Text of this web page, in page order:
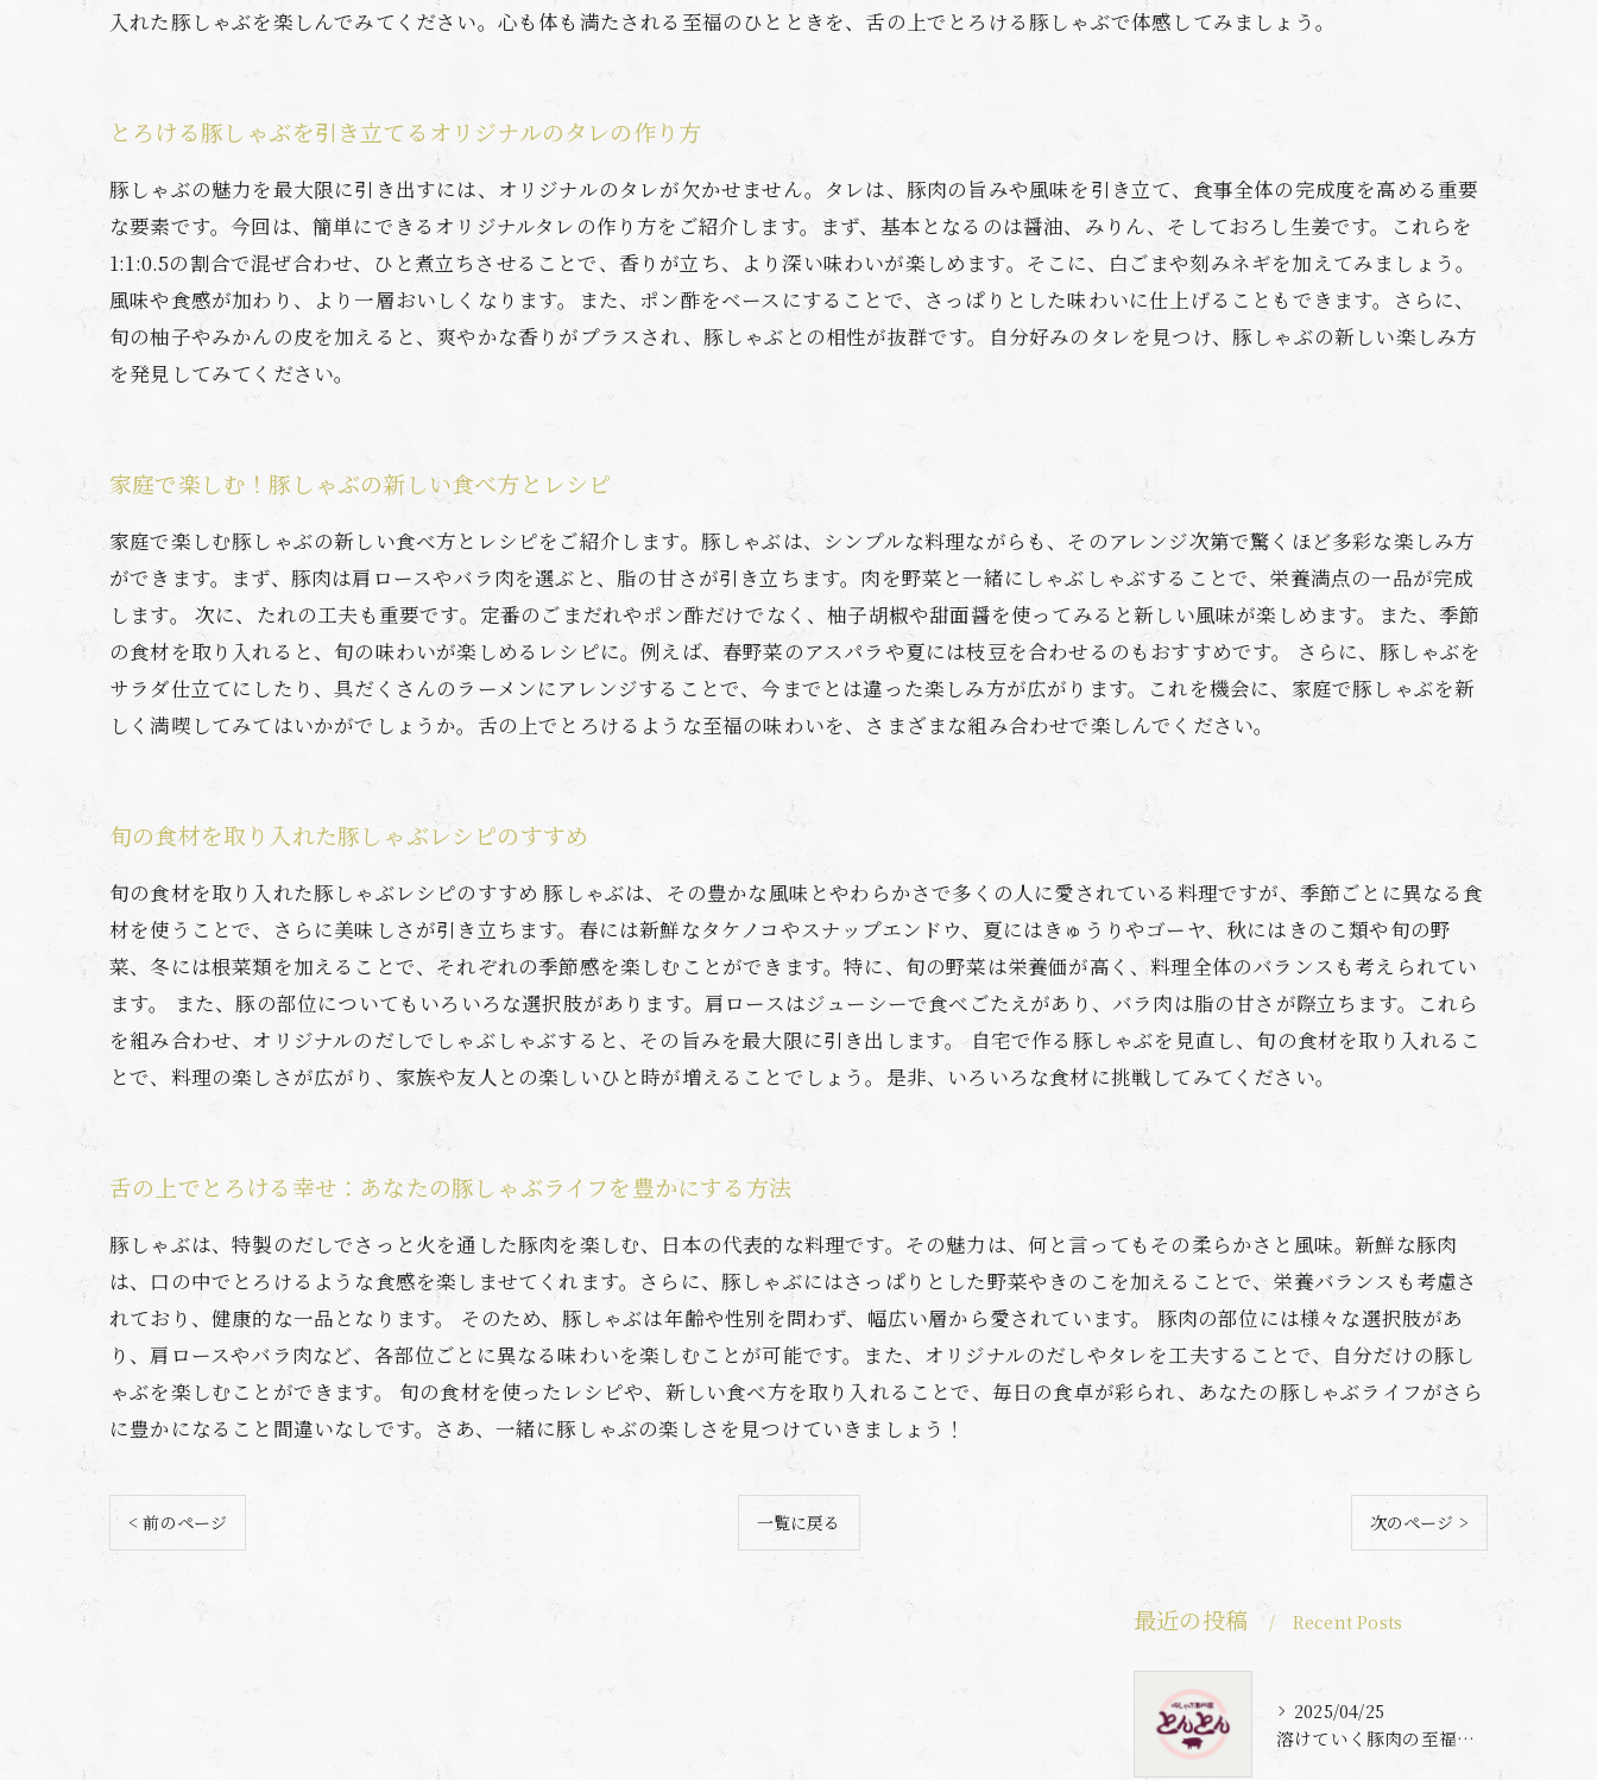
入れた豚しゃぶを楽しんでみてください。心も体も満たされる至福のひとときを、舌の上でとろける豚しゃぶで体感してみましょう。
とろける豚しゃぶを引き立てるオリジナルのタレの作り方
豚しゃぶの魅力を最大限に引き出すには、オリジナルのタレが欠かせません。タレは、豚肉の旨みや風味を引き立て、食事全体の完成度を高める重要
な要素です。今回は、簡単にできるオリジナルタレの作り方をご紹介します。まず、基本となるのは醤油、みりん、そしておろし生姜です。これらを
1:1:0.5の割合で混ぜ合わせ、ひと煮立ちさせることで、香りが立ち、より深い味わいが楽しめます。そこに、白ごまや刻みネギを加えてみましょう。
風味や食感が加わり、より一層おいしくなります。また、ポン酢をベースにすることで、さっぱりとした味わいに仕上げることもできます。さらに、
旬の柚子やみかんの皮を加えると、爽やかな香りがプラスされ、豚しゃぶとの相性が抜群です。自分好みのタレを見つけ、豚しゃぶの新しい楽しみ方
を発見してみてください。
家庭で楽しむ！豚しゃぶの新しい食べ方とレシピ
家庭で楽しむ豚しゃぶの新しい食べ方とレシピをご紹介します。豚しゃぶは、シンプルな料理ながらも、そのアレンジ次第で驚くほど多彩な楽しみ方
ができます。まず、豚肉は肩ロースやバラ肉を選ぶと、脂の甘さが引き立ちます。肉を野菜と一緒にしゃぶしゃぶすることで、栄養満点の一品が完成
します。 次に、たれの工夫も重要です。定番のごまだれやポン酢だけでなく、柚子胡椒や甜面醤を使ってみると新しい風味が楽しめます。また、季節
の食材を取り入れると、旬の味わいが楽しめるレシピに。例えば、春野菜のアスパラや夏には枝豆を合わせるのもおすすめです。 さらに、豚しゃぶを
サラダ仕立てにしたり、具だくさんのラーメンにアレンジすることで、今までとは違った楽しみ方が広がります。これを機会に、家庭で豚しゃぶを新
しく満喫してみてはいかがでしょうか。舌の上でとろけるような至福の味わいを、さまざまな組み合わせで楽しんでください。
旬の食材を取り入れた豚しゃぶレシピのすすめ
旬の食材を取り入れた豚しゃぶレシピのすすめ 豚しゃぶは、その豊かな風味とやわらかさで多くの人に愛されている料理ですが、季節ごとに異なる食
材を使うことで、さらに美味しさが引き立ちます。春には新鮮なタケノコやスナップエンドウ、夏にはきゅうりやゴーヤ、秋にはきのこ類や旬の野
菜、冬には根菜類を加えることで、それぞれの季節感を楽しむことができます。特に、旬の野菜は栄養価が高く、料理全体のバランスも考えられてい
ます。 また、豚の部位についてもいろいろな選択肢があります。肩ロースはジューシーで食べごたえがあり、バラ肉は脂の甘さが際立ちます。これら
を組み合わせ、オリジナルのだしでしゃぶしゃぶすると、その旨みを最大限に引き出します。 自宅で作る豚しゃぶを見直し、旬の食材を取り入れるこ
とで、料理の楽しさが広がり、家族や友人との楽しいひと時が増えることでしょう。是非、いろいろな食材に挑戦してみてください。
舌の上でとろける幸せ：あなたの豚しゃぶライフを豊かにする方法
豚しゃぶは、特製のだしでさっと火を通した豚肉を楽しむ、日本の代表的な料理です。その魅力は、何と言ってもその柔らかさと風味。新鮮な豚肉
は、口の中でとろけるような食感を楽しませてくれます。さらに、豚しゃぶにはさっぱりとした野菜やきのこを加えることで、栄養バランスも考慮さ
れており、健康的な一品となります。 そのため、豚しゃぶは年齢や性別を問わず、幅広い層から愛されています。 豚肉の部位には様々な選択肢があ
り、肩ロースやバラ肉など、各部位ごとに異なる味わいを楽しむことが可能です。また、オリジナルのだしやタレを工夫することで、自分だけの豚し
ゃぶを楽しむことができます。 旬の食材を使ったレシピや、新しい食べ方を取り入れることで、毎日の食卓が彩られ、あなたの豚しゃぶライフがさら
に豊かになること間違いなしです。さあ、一緒に豚しゃぶの楽しさを見つけていきましょう！
< 前のページ 一覧に戻る 次のページ >
最近の投稿 Recent Posts
2025/04/25
溶けていく豚肉の至福体験